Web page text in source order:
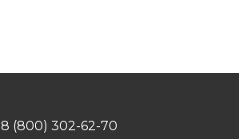
8 (800) 302-62-70